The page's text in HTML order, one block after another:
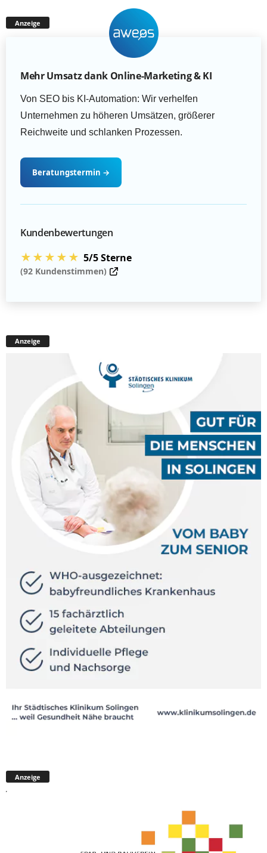
Anzeige
Mehr Umsatz dank Online-Marketing & KI
Von SEO bis KI-Automation: Wir verhelfen
Unternehmen zu höheren Umsätzen, größerer
Reichweite und schlanken Prozessen.
Beratungstermin →
Kundenbewertungen
★★★★★ 5/5 Sterne
(92 Kundenstimmen)
Anzeige
Anzeige